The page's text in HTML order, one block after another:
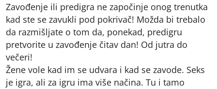
Zavođenje ili predigra ne započinje onog trenutka
kad ste se zavukli pod pokrivač! Možda bi trebalo
da razmišljate o tom da, ponekad, predigru
pretvorite u zavođenje čitav dan! Od jutra do
večeri!
Žene vole kad im se udvara i kad se zavode. Seks
je igra, ali za igru ima više načina. Tu i tamo